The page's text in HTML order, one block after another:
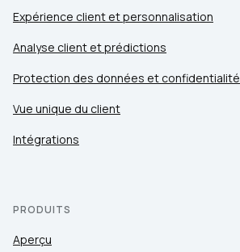
Expérience client et personnalisation
Analyse client et prédictions
Protection des données et confidentialité
Vue unique du client
Intégrations
PRODUITS
Aperçu